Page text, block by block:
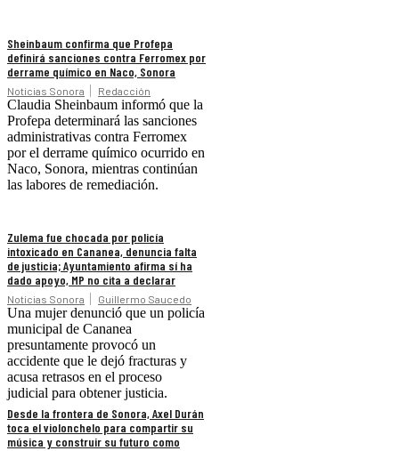
Sheinbaum confirma que Profepa
definirá sanciones contra Ferromex por
derrame químico en Naco, Sonora
Noticias Sonora Redacción
Claudia Sheinbaum informó que la
Profepa determinará las sanciones
administrativas contra Ferromex
por el derrame químico ocurrido en
Naco, Sonora, mientras continúan
las labores de remediación.
Zulema fue chocada por policía
intoxicado en Cananea, denuncia falta
de justicia; Ayuntamiento afirma sí ha
dado apoyo, MP no cita a declarar
Noticias Sonora Guillermo Saucedo
Una mujer denunció que un policía
municipal de Cananea
presuntamente provocó un
accidente que le dejó fracturas y
acusa retrasos en el proceso
judicial para obtener justicia.
Desde la frontera de Sonora, Axel Durán
toca el violonchelo para compartir su
música y construir su futuro como